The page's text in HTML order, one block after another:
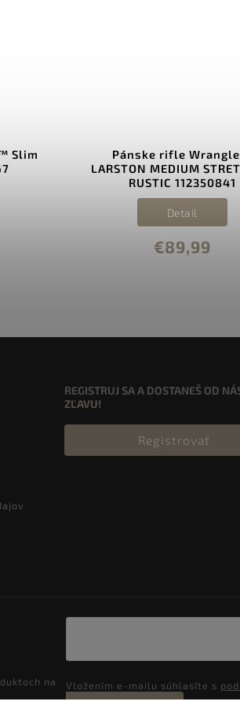
Slim
Pánske rifle
LARSTON MEDIUM
RUSTIC 112350841
€89,99
Detail
REGISTRUJ SA A DOSTANEŠ OD
ZĽAVU!
Registrovať
na
Vložením e-mailu súhlasíte s